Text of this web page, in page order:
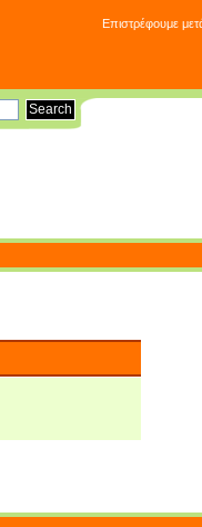
Επιστρέφουμε